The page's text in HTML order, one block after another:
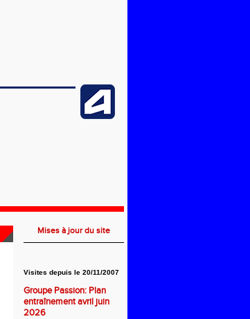
Mises à jour du site
Visites depuis le 20/11/2007
Groupe Passion: Plan
entraînement avril juin
2026